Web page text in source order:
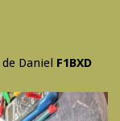
de Daniel F1BXD